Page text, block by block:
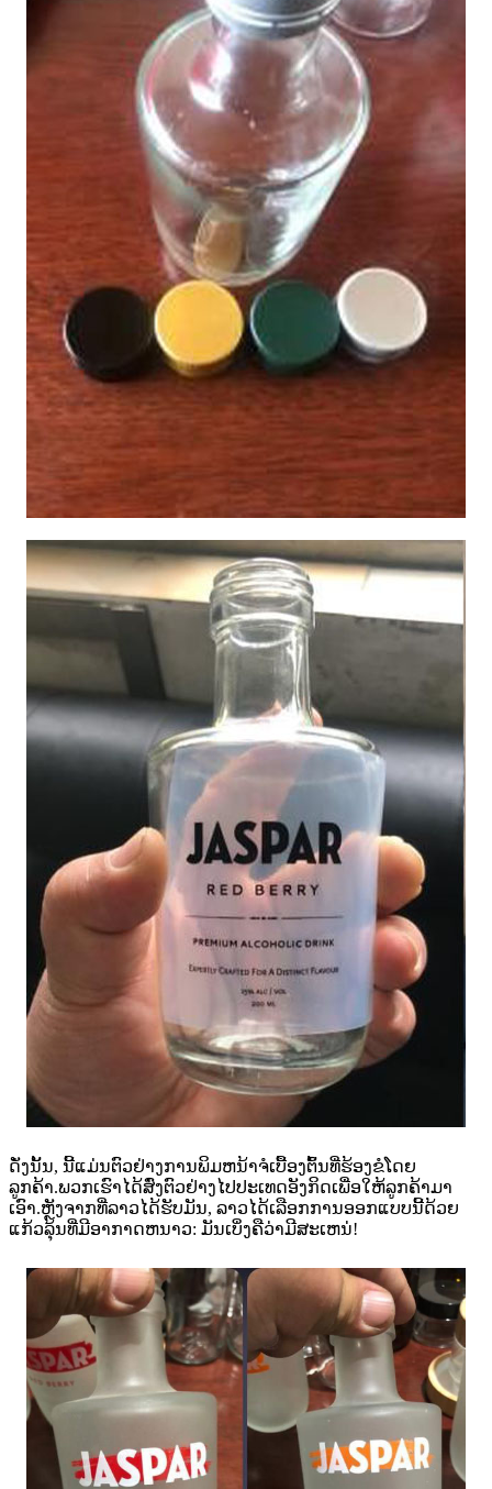
ດັ່ງນັ້ນ, ນີ້ແມ່ນຕົວຢ່າງການພິມຫນ້າຈໍເບື້ອງຕົ້ນທີ່ຮ້ອງຂໍໂດຍ
ລູກຄ້າ.ພວກເຮົາໄດ້ສົ່ງຕົວຢ່າງໄປປະເທດອັງກິດເພື່ອໃຫ້ລູກຄ້າມາ
ເອົາ.ຫຼັງຈາກທີ່ລາວໄດ້ຮັບມັນ, ລາວໄດ້ເລືອກການອອກແບບນີ້ດ້ວຍ
ແກ້ວລຸ້ນທີ່ມີອາກາດຫນາວ: ມັນເບິ່ງຄືວ່າມີສະເຫນ່!